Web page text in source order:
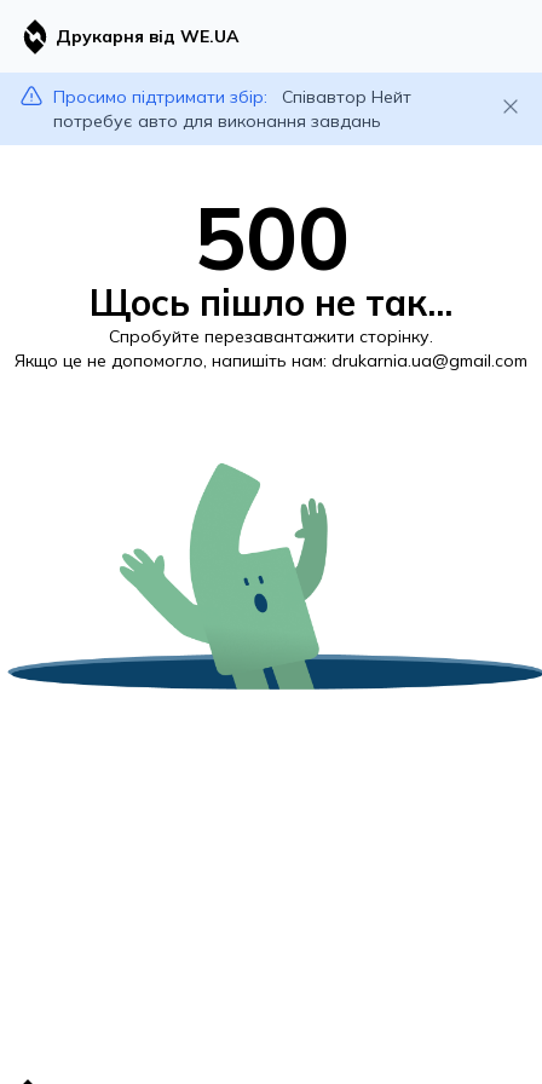
Друкарня від WE.UA
Просимо підтримати збір:
Співавтор Нейт
потребує авто для виконання завдань
500
Щось пішло не так...
Спробуйте перезавантажити сторінку.
Якщо це не допомогло, напишіть нам: drukarnia.ua@gmail.com